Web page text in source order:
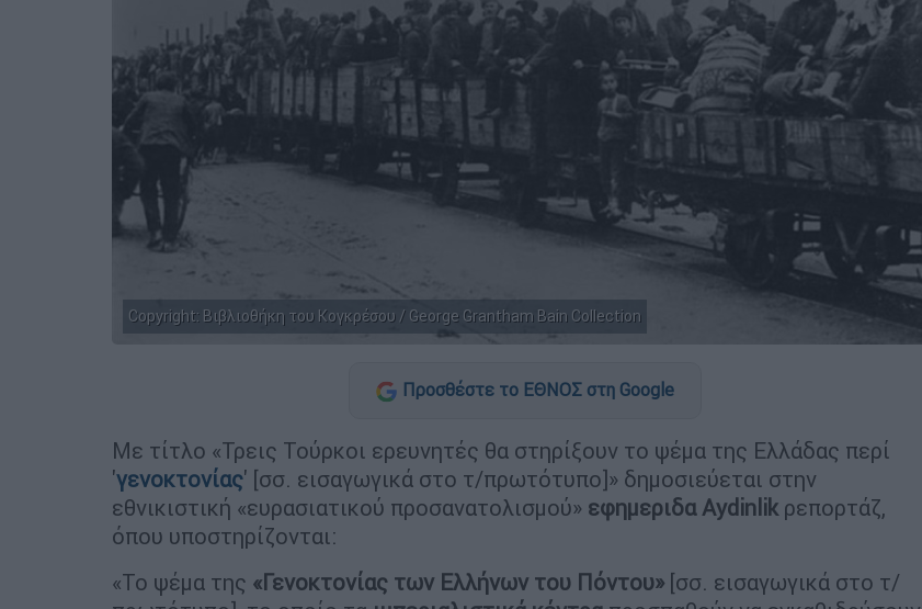
Copyright: Βιβλιοθήκη του Κογκρέσου / George Grantham Bain Collection
Προσθέστε το ΕΘΝΟΣ στη Google
Με τίτλο «Τρεις Τούρκοι ερευνητές θα στηρίξουν το ψέμα της Ελλάδας περί
'γενοκτονίας' [σσ. εισαγωγικά στο τ/πρωτότυπο]» δημοσιεύεται στην
εθνικιστική «ευρασιατικού προσανατολισμού» εφημεριδα Aydinlik ρεπορτάζ,
όπου υποστηρίζονται:
«Το ψέμα της «Γενοκτονίας των Ελλήνων του Πόντου» [σσ. εισαγωγικά στο τ/